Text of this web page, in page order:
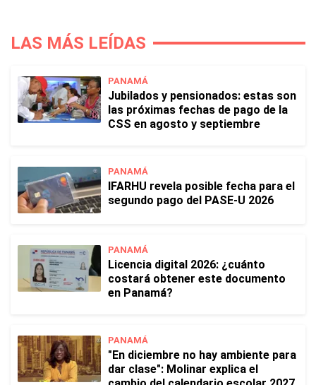
LAS MÁS LEÍDAS
PANAMÁ
Jubilados y pensionados: estas son
las próximas fechas de pago de la
CSS en agosto y septiembre
PANAMÁ
IFARHU revela posible fecha para el
segundo pago del PASE-U 2026
PANAMÁ
Licencia digital 2026: ¿cuánto
costará obtener este documento
en Panamá?
PANAMÁ
"En diciembre no hay ambiente para
dar clase": Molinar explica el